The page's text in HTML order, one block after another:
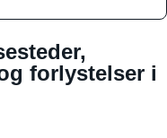
forlystelser i